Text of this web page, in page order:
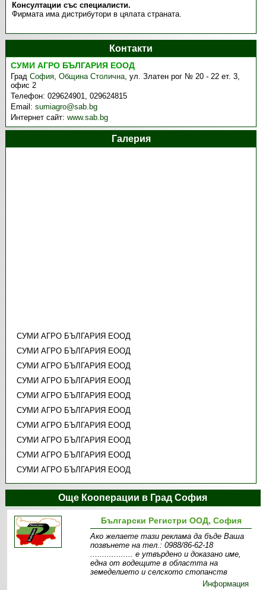
Консултации със специалисти.
Фирмата има дистрибутори в цялата страната.
Контакти
СУМИ АГРО БЪЛГАРИЯ EООД
ГрадСофия,Община Столична,ул. Златен рог № 20 - 22 ет. 3,
офис 2
Телефон:029624901, 029624815
Email:sumiagro@sab.bg
Интернет сайт:www.sab.bg
Галерия
СУМИ АГРО БЪЛГАРИЯ EООД
СУМИ АГРО БЪЛГАРИЯ EООД
СУМИ АГРО БЪЛГАРИЯ EООД
СУМИ АГРО БЪЛГАРИЯ EООД
СУМИ АГРО БЪЛГАРИЯ EООД
СУМИ АГРО БЪЛГАРИЯ EООД
СУМИ АГРО БЪЛГАРИЯ EООД
СУМИ АГРО БЪЛГАРИЯ EООД
СУМИ АГРО БЪЛГАРИЯ EООД
СУМИ АГРО БЪЛГАРИЯ EООД
Още Кооперации в Град София
Български Регистри ООД, София
Ако желаете тази реклама да бъде Ваша
позвънете на тел.: 0988/86-62-18
.................. e утвърдено и доказано име,
една от водещите в областта на
земеделието и селското стопанств
Информация